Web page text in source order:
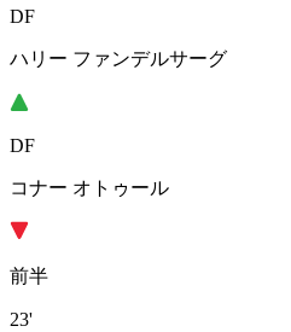
DF
ハリー ファンデルサーグ
DF
コナー オトゥール
前半
23'